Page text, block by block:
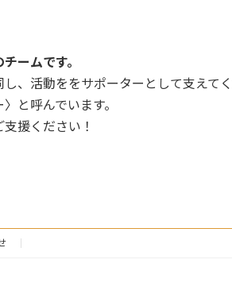
ームです。
、活動ををサポーターとして支えて
と呼んでいます。
援ください！